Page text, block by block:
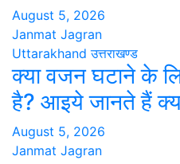
August 5, 2026
Janmat Jagran
Uttarakhand उत्तराखण्ड
क्या वजन घटाने के
है? आइये जानते हैं
August 5, 2026
Janmat Jagran